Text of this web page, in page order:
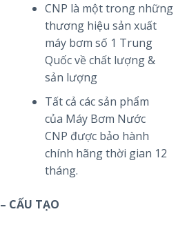
CNP là một trong những
thương hiệu sản xuất
máy bơm số 1 Trung
Quốc về chất lượng &
sản lượng
Tất cả các sản phẩm
của Máy Bơm Nước
CNP được bảo hành
chính hãng thời gian 12
tháng.
– CẤU TẠO